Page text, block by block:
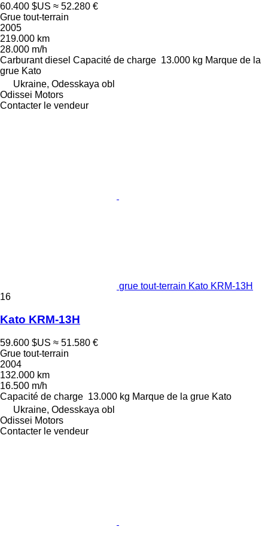
60.400 $US ≈ 52.280 €
Grue tout-terrain
2005
219.000 km
28.000 m/h
Carburant diesel Capacité de charge 13.000 kg Marque de la
grue Kato
Ukraine, Odesskaya obl
Odissei Motors
Contacter le vendeur
grue tout-terrain Kato KRM-13H
16
Kato KRM-13H
59.600 $US ≈ 51.580 €
Grue tout-terrain
2004
132.000 km
16.500 m/h
Capacité de charge 13.000 kg Marque de la grue Kato
Ukraine, Odesskaya obl
Odissei Motors
Contacter le vendeur